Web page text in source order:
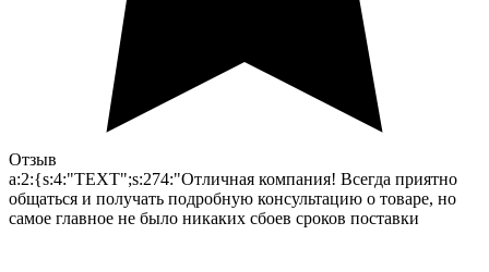
Отзыв
a:2:{s:4:"TEXT";s:274:"Отличная компания! Всегда приятно
общаться и получать подробную консультацию о товаре, но
самое главное не было никаких сбоев сроков поставки